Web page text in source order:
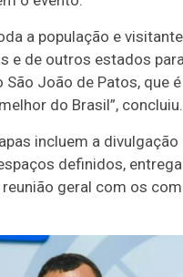
a população e
e de outros estados
São João de Patos, que é
do Brasil”, concluiu.
incluem a
definidos,
geral com os